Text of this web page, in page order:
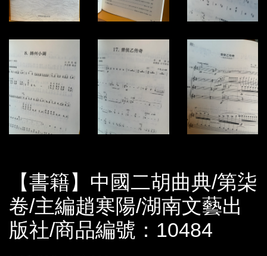
【書籍】中國二胡曲典/第柒
卷/主編趙寒陽/湖南文藝出
版社/商品編號：10484